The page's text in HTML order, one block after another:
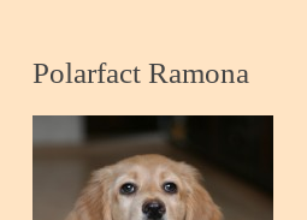
Polarfact Ramona